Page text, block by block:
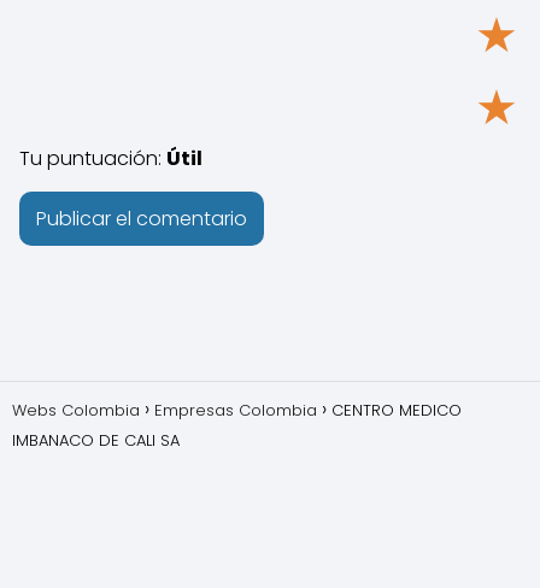
★
★
Tu puntuación: Útil
Webs Colombia Empresas Colombia
CENTRO MEDICO
IMBANACO DE CALI SA